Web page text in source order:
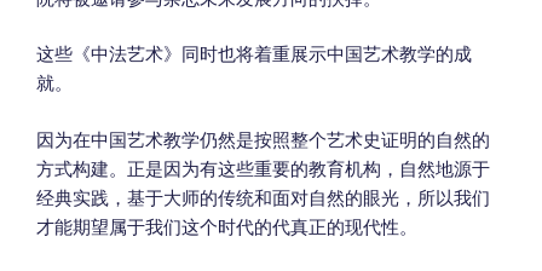
这些《中法艺术》同时也将着重展示中国艺术教学的成
就。
因为在中国艺术教学仍然是按照整个艺术史证明的自然的
方式构建。正是因为有这些重要的教育机构，自然地源于
经典实践，基于大师的传统和面对自然的眼光，所以我们
才能期望属于我们这个时代的代真正的现代性。